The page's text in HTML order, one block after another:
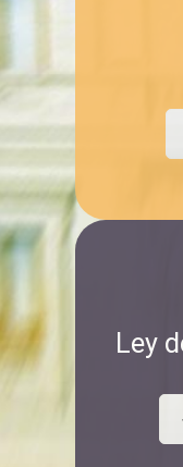
Ley